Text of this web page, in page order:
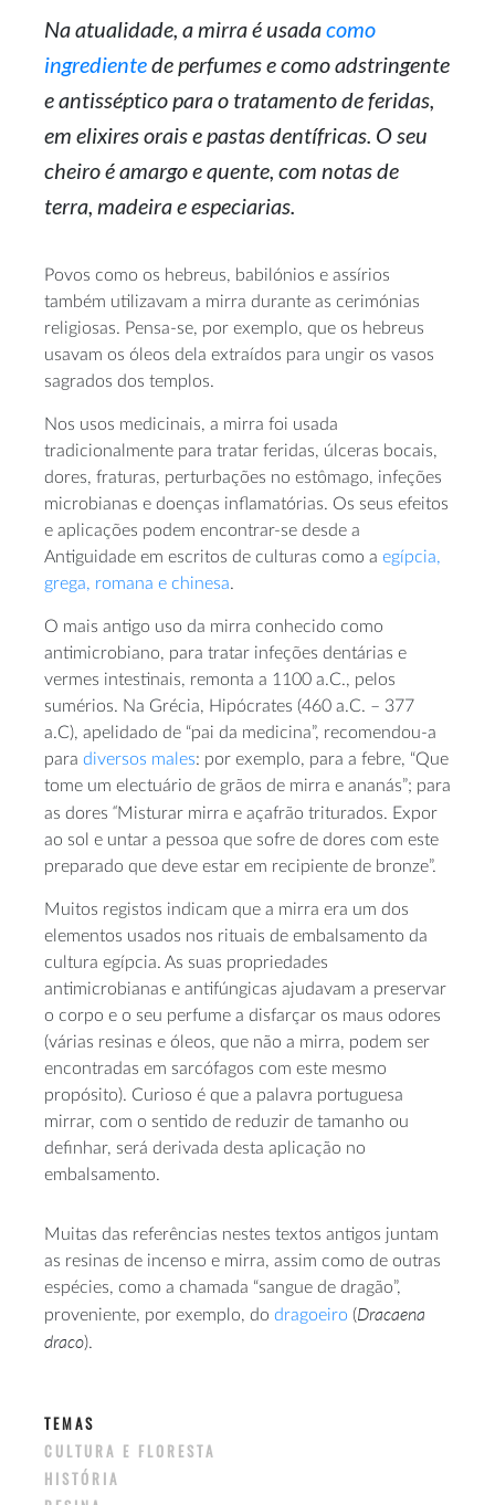
Na atualidade, a mirra é usadacomo
ingredientede perfumes e como adstringente
e antisséptico para o tratamento de feridas,
em elixires orais e pastas dentífricas. O seu
cheiro é amargo e quente, com notas de
terra, madeira e especiarias.
Povos como os hebreus, babilónios e assírios
também utilizavam a mirra durante as cerimónias
religiosas. Pensa-se, por exemplo, que os hebreus
usavam os óleos dela extraídos para ungir os vasos
sagrados dos templos.
Nos usos medicinais, a mirra foi usada
tradicionalmente para tratar feridas, úlceras bocais,
dores, fraturas, perturbações no estômago, infeções
microbianas e doenças inflamatórias. Os seus efeitos
e aplicações podem encontrar-se desde a
Antiguidade em escritos de culturas como a egípcia,
grega, romana e chinesa.
O mais antigo uso da mirra conhecido como
antimicrobiano, para tratar infeções dentárias e
vermes intestinais, remonta a 1100 a.C., pelos
sumérios. Na Grécia, Hipócrates (460 a.C. – 377
a.C), apelidado de “pai da medicina”, recomendou-a
para diversos males: por exemplo, para a febre, “Que
tome um electuário de grãos de mirra e ananás”; para
as dores “Misturar mirra e açafrão triturados. Expor
ao sol e untar a pessoa que sofre de dores com este
preparado que deve estar em recipiente de bronze”.
Muitos registos indicam que a mirra era um dos
elementos usados nos rituais de embalsamento da
cultura egípcia. As suas propriedades
antimicrobianas e antifúngicas ajudavam a preservar
o corpo e o seu perfume a disfarçar os maus odores
(várias resinas e óleos, que não a mirra, podem ser
encontradas em sarcófagos com este mesmo
propósito). Curioso é que a palavra portuguesa
mirrar, com o sentido de reduzir de tamanho ou
definhar, será derivada desta aplicação no
embalsamento.
Muitas das referências nestes textos antigos juntam
as resinas de incenso e mirra, assim como de outras
espécies, como a chamada “sangue de dragão”,
proveniente, por exemplo, do dragoeiro (Dracaena
draco).
TEMAS
CULTURA E FLORESTA
HISTÓRIA